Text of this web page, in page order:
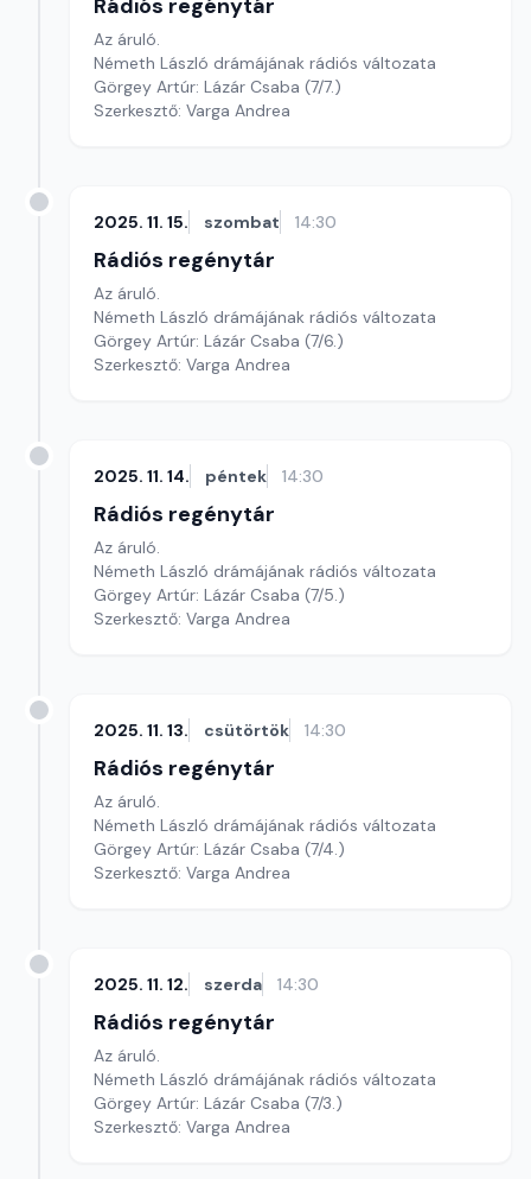
Rádiós regénytár
Az áruló.
Németh László drámájának rádiós változata
Görgey Artúr: Lázár Csaba (7/7.)
Szerkesztő: Varga Andrea
2025. 11. 15. szombat 14:30
Rádiós regénytár
Az áruló.
Németh László drámájának rádiós változata
Görgey Artúr: Lázár Csaba (7/6.)
Szerkesztő: Varga Andrea
2025. 11. 14. péntek 14:30
Rádiós regénytár
Az áruló.
Németh László drámájának rádiós változata
Görgey Artúr: Lázár Csaba (7/5.)
Szerkesztő: Varga Andrea
2025. 11. 13. csütörtök 14:30
Rádiós regénytár
Az áruló.
Németh László drámájának rádiós változata
Görgey Artúr: Lázár Csaba (7/4.)
Szerkesztő: Varga Andrea
2025. 11. 12. szerda 14:30
Rádiós regénytár
Az áruló.
Németh László drámájának rádiós változata
Görgey Artúr: Lázár Csaba (7/3.)
Szerkesztő: Varga Andrea